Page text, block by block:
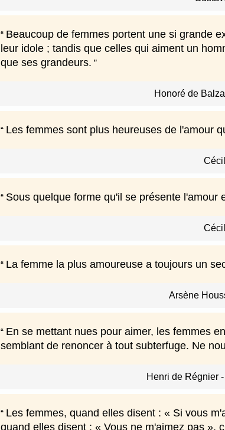
Beaucoup de femmes portent une si grande
leur idole ; tandis que celles qui aiment un
que ses grandeurs.
Honoré de
Les femmes sont plus heureuses de l'amour
Sous quelque forme qu'il se présente
La femme la plus amoureuse a toujours un
Arsène
En se mettant nues pour aimer, les femmes
semblant de renoncer à tout subterfuge. Ne
Henri de Régnier-
Les femmes, quand elles disent : « Si vous
quand elles disent : « Vous ne m'aimez pas »,